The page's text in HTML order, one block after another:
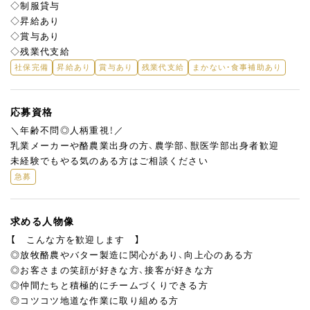
◇制服貸与
◇昇給あり
◇賞与あり
◇残業代支給
社保完備 昇給あり 賞与あり 残業代支給 まかない・食事補助あり
応募資格
＼年齢不問◎人柄重視！／
乳業メーカーや酪農業出身の方、農学部、獣医学部出身者歓迎
未経験でもやる気のある方はご相談ください
急募
求める人物像
【 こんな方を歓迎します 】
◎放牧酪農やバター製造に関心があり、向上心のある方
◎お客さまの笑顔が好きな方、接客が好きな方
◎仲間たちと積極的にチームづくりできる方
◎コツコツ地道な作業に取り組める方